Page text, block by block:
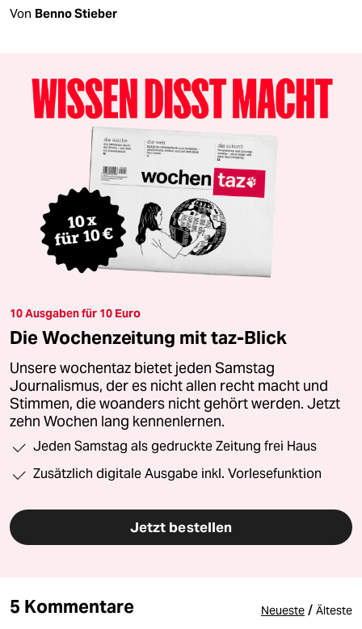
Von Benno Stieber
10 Ausgaben für 10 Euro
Die Wochenzeitung mit taz-Blick
Unsere wochentaz bietet jeden Samstag
Journalismus, der es nicht allen recht macht und
Stimmen, die woanders nicht gehört werden. Jetzt
zehn Wochen lang kennenlernen.
Jeden Samstag als gedruckte Zeitung frei Haus
Zusätzlich digitale Ausgabe inkl. Vorlesefunktion
Jetzt bestellen
5 Kommentare Neueste / Älteste